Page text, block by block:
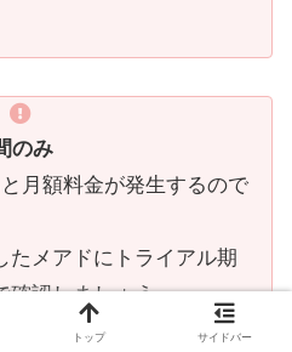
のみ
月額料金が発生するので
メアドにトライアル期
確認しましょう。
の利用は原則1人1回で
トップ サイドバー